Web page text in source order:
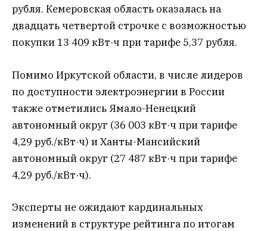
рубля. Кемеровская область оказалась на
двадцать четвертой строчке с возможностью
покупки 13 409 кВт·ч при тарифе 5,37 рубля.
Помимо Иркутской области, в числе лидеров
по доступности электроэнергии в России
также отметились Ямало-Ненецкий
автономный округ (36 003 кВт·ч при тарифе
4,29 руб./кВт·ч) и Ханты-Мансийский
автономный округ (27 487 кВт·ч при тарифе
4,29 руб./кВт·ч).
Эксперты не ожидают кардинальных
изменений в структуре рейтинга по итогам